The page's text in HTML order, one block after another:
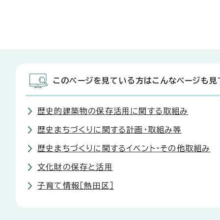
このページを見ている方はこんなページも見
歴史的建築物の保存活用に関する取組み
歴史まちづくりに関する計画・取組み等
歴史まちづくりに関するイベント・その他取組み
文化財の保存と活用
子育て情報［熱田区］